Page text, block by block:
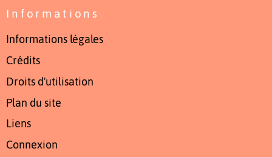
Informations
Informations légales
Crédits
Droits d'utilisation
Plan du site
Liens
Connexion